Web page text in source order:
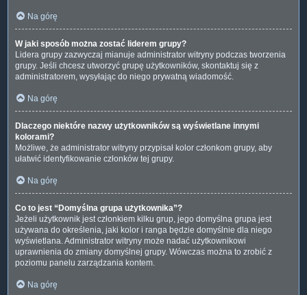
Na górę
W jaki sposób można zostać liderem grupy?
Lidera grupy zazwyczaj mianuje administrator witryny podczas tworzenia
grupy. Jeśli chcesz utworzyć grupę użytkowników, skontaktuj się z
administratorem, wysyłając do niego prywatną wiadomość.
Na górę
Dlaczego niektóre nazwy użytkowników są wyświetlane innymi
kolorami?
Możliwe, że administrator witryny przypisał kolor członkom grupy, aby
ułatwić identyfikowanie członków tej grupy.
Na górę
Co to jest “Domyślna grupa użytkownika”?
Jeżeli użytkownik jest członkiem kilku grup, jego domyślna grupa jest
używana do określenia, jaki kolor i ranga będzie domyślnie dla niego
wyświetlana. Administrator witryny może nadać użytkownikowi
uprawnienia do zmiany domyślnej grupy. Wówczas można to zrobić z
poziomu panelu zarządzania kontem.
Na górę